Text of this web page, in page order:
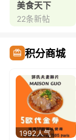
美食天下
22条新帖
积分商城
1992人气